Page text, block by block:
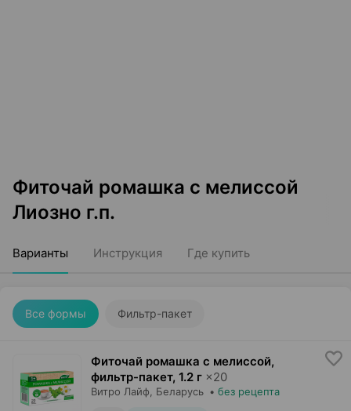
Фиточай ромашка с мелиссой
Лиозно г.п.
Варианты Инструкция Где купить
Все формы Фильтр-пакет
Фиточай ромашка с мелиссой,
фильтр-пакет, 1.2 г ×20
Витро Лайф , Беларусь • без рецепта